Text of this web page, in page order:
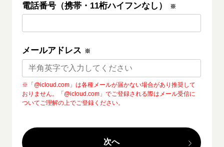
い。
電話番号（携帯・11桁ハイフンなし） ※
メールアドレス ※
※「@icloud.com」は各種メールが届かない場合があり推奨して
おりません。「@icloud.com」でご登録される際はメール受信に
ついてご理解の上でご登録ください。
次へ